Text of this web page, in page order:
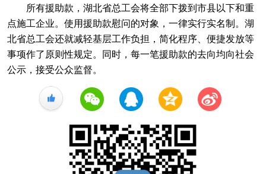
所有援助款，湖北省总工会将全部下拨到市县以下和重
点施工企业。使用援助款慰问的对象，一律实行实名制。湖
北省总工会还就减轻基层工作负担，简化程序、便捷发放等
事项作了原则性规定。同时，每一笔援助款的去向均向社会
公示，接受公众监督。
+1